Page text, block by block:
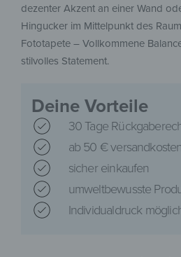
dezenter Akzent an einer Wand
Hingucker im Mittelpunkt des
Fototapete – Vollkommene
stilvolles Statement.
Deine Vorteile
30 Tage
ab 50 €
sicher einkaufen
umweltbewusste
Individualdruck